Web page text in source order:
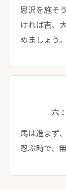
恩沢を施そ
ければ吉、
めましょう。
六
馬は進まず
忍ぶ時で、